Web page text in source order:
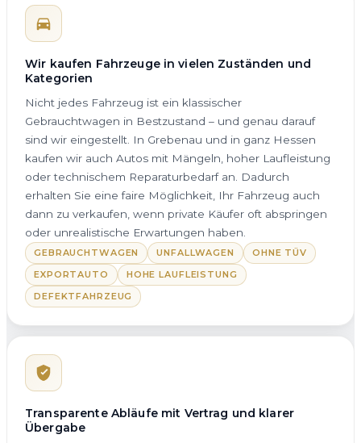
Wir kaufen Fahrzeuge in vielen Zuständen und
Kategorien
Nicht jedes Fahrzeug ist ein klassischer
Gebrauchtwagen in Bestzustand – und genau darauf
sind wir eingestellt. In Grebenau und in ganz Hessen
kaufen wir auch Autos mit Mängeln, hoher Laufleistung
oder technischem Reparaturbedarf an. Dadurch
erhalten Sie eine faire Möglichkeit, Ihr Fahrzeug auch
dann zu verkaufen, wenn private Käufer oft abspringen
oder unrealistische Erwartungen haben.
GEBRAUCHTWAGEN UNFALLWAGEN
OHNE TÜV
EXPORTAUTO
HOHE LAUFLEISTUNG
DEFEKTFAHRZEUG
Transparente Abläufe mit Vertrag und klarer
Übergabe